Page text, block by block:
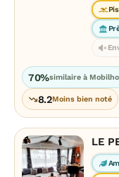
70%similaire à
8.2Moins bien noté
LE